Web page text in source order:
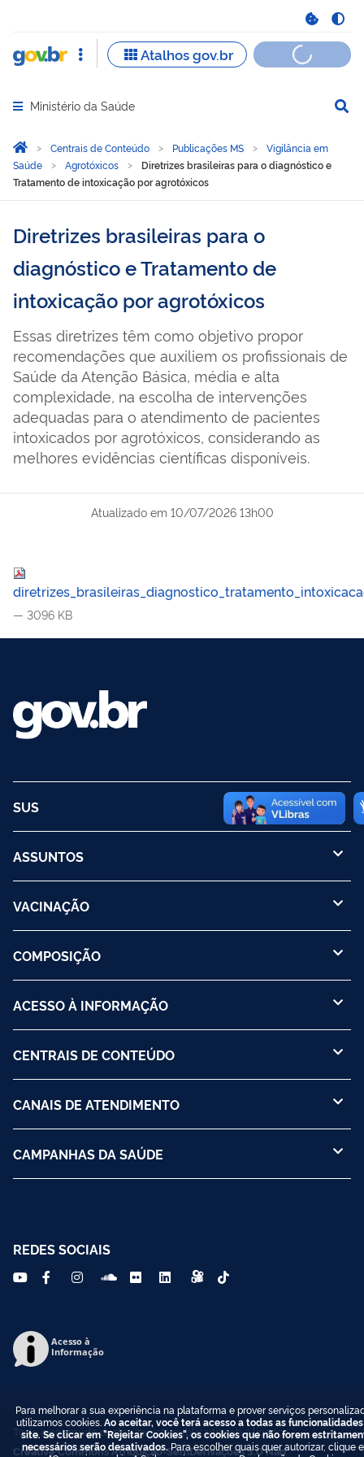
Abrir menu principal de navegação
Ministério da Saúde
Você está aqui:
Página Inicial
Centrais de Conteúdo Publicações MS
Vigilância em
Saúde
Agrotóxicos
Diretrizes brasileiras para o diagnóstico e
Tratamento de intoxicação por agrotóxicos
Diretrizes brasileiras para o
diagnóstico e Tratamento de
intoxicação por agrotóxicos
Essas diretrizes têm como objetivo propor
recomendações que auxiliem os profissionais de
Saúde da Atenção Básica, média e alta
complexidade, na escolha de intervenções
adequadas para o atendimento de pacientes
intoxicados por agrotóxicos, considerando as
melhores evidências científicas disponíveis.
Atualizado em 10/07/2026 13h00
— 3096 KB
SUS
ASSUNTOS
VACINAÇÃO
COMPOSIÇÃO
ACESSO À INFORMAÇÃO
CENTRAIS DE CONTEÚDO
CANAIS DE ATENDIMENTO
CAMPANHAS DA SAÚDE
REDES SOCIAIS
Acesso à
Informação
Todo o conteúdo deste site está publicado sob a licença
Creative Commons Atribuição-SemDerivações 3.0 Não
Para melhorar a sua experiência na plataforma e prover serviços
utilizamos cookies. Ao aceitar, você terá acesso a todas as
site. Se clicar em "Rejeitar Cookies", os cookies que não forem
necessários serão desativados.Para escolher quais quer autorizar, clique